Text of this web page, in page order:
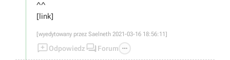
^^
[link]
[wyedytowany przez Saelneth 2021-03-16 18:56:11]
Odpowiedz  Forum 